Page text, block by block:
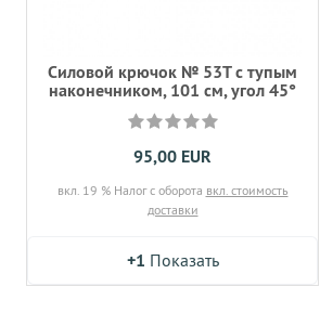
Силовой крючок № 53T с тупым
наконечником, 101 см, угол 45°
95,00 EUR
вкл. 19 % Налог с оборота вкл. стоимость
доставки
+1 Показать